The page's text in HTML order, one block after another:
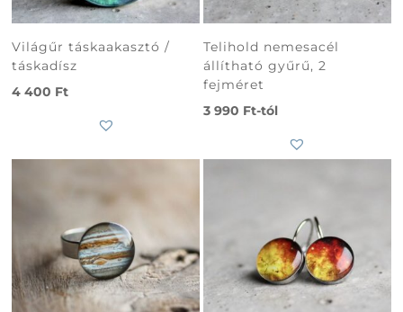
Világűr táskaakasztó /
táskadísz
4 400 Ft
Telihold nemesacél
állítható gyűrű, 2
fejméret
3 990 Ft-tól